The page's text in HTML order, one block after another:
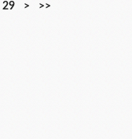
29 > >>